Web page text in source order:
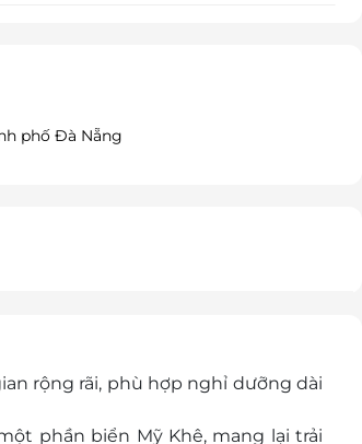
phố Đà Nẵng
rộng rãi, phù hợp nghỉ dưỡng dài
phần biển Mỹ Khê, mang lại trải